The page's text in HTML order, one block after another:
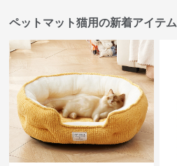
ペットマット猫用の新着アイテム